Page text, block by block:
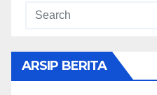
ARSIP BERITA